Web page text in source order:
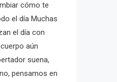
cómo te
el día Muchas
el día con
aún
suena,
pensamos en